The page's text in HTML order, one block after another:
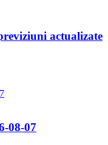
actualizate
08-07